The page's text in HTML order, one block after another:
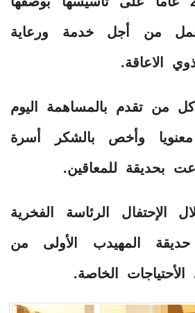
من أجل خدمة ورعاية
ذوي الاعاقة.
من تقدم بالمساهمة اليوم
وأخص بالشكر أسرة
بحديقة للمعاقين.
الإحتفال الرئاسة الفخرية
المهيدب الأولى من
الخاصة.